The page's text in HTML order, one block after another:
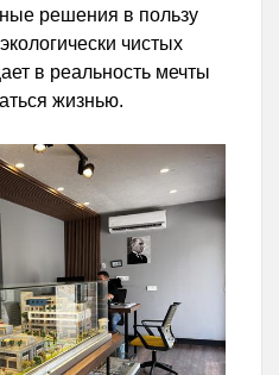
решения в пользу
чистых
в реальность мечты
жизнью.